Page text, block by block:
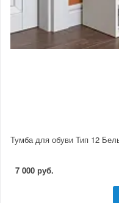
Тумба для обуви Тип 12
7 000 руб.